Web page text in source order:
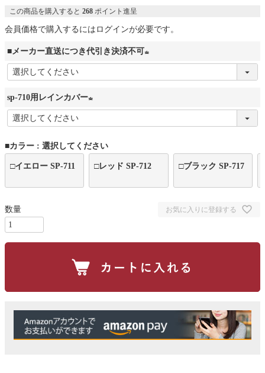
この商品を購入すると 268 ポイント進呈
会員価格で購入するにはログインが必要です。
■メーカー直送につき代引き決済不可
sp-710用レインカバー
須
■カラー 選択してください
□イエロー SP-711 □レッド SP-712 □ブラック SP-717
お気に入りに登録する